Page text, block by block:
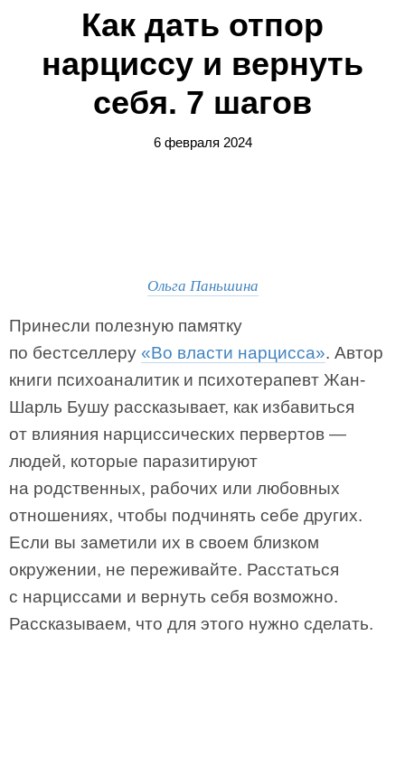
Как дать отпор
нарциссу и вернуть
себя. 7 шагов
6 февраля 2024
Ольга Паньшина
Принесли полезную памятку
по бестселлеру «Во власти нарцисса». Автор
книги психоаналитик и психотерапевт Жан-
Шарль Бушу рассказывает, как избавиться
от влияния нарциссических первертов —
людей, которые паразитируют
на родственных, рабочих или любовных
отношениях, чтобы подчинять себе других.
Если вы заметили их в своем близком
окружении, не переживайте. Расстаться
с нарциссами и вернуть себя возможно.
Рассказываем, что для этого нужно сделать.